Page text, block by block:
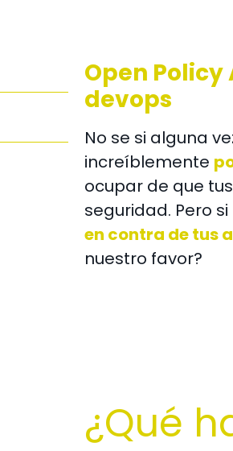
Open
devops
No se si alguna
increíblemente
ocupar de que
seguridad. Pero
en contra de tus
nuestro favor?
¿Qué